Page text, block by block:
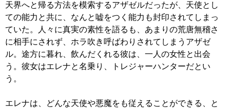
天界へと帰る方法を模索するアザゼルだったが、天使とし
ての能力と共に、なんと嘘をつく能力も封印されてしまっ
ていた。人々に真実の素性を語るも、あまりの荒唐無稽さ
に相手にされず、ホラ吹き呼ばわりされてしまうアザゼ
ル。途方に暮れ、飲んだくれる彼は、一人の女性と出会
う。彼女はエレナと名乗り、トレジャーハンターだとい
う。
エレナは、どんな天使や悪魔をも従えることができる、と